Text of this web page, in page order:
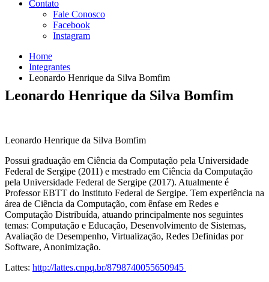
Contato
Fale Conosco
Facebook
Instagram
Home
Integrantes
Leonardo Henrique da Silva Bomfim
Leonardo Henrique da Silva Bomfim
Leonardo Henrique da Silva Bomfim
Possui graduação em Ciência da Computação pela Universidade
Federal de Sergipe (2011) e mestrado em Ciência da Computação
pela Universidade Federal de Sergipe (2017). Atualmente é
Professor EBTT do Instituto Federal de Sergipe. Tem experiência na
área de Ciência da Computação, com ênfase em Redes e
Computação Distribuída, atuando principalmente nos seguintes
temas: Computação e Educação, Desenvolvimento de Sistemas,
Avaliação de Desempenho, Virtualização, Redes Definidas por
Software, Anonimização.
Lattes: http://lattes.cnpq.br/8798740055650945